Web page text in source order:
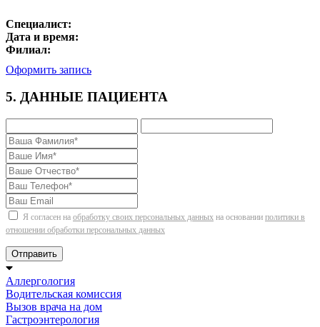
Специалист:
Дата и время:
Филиал:
Оформить запись
5. ДАННЫЕ ПАЦИЕНТА
Я согласен на обработку своих персональных данных на основании политики в
отношении обработки персональных данных
Отправить
Аллергология
Водительская комиссия
Вызов врача на дом
Гастроэнтерология